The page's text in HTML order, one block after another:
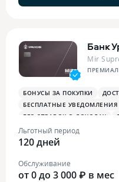
Банк
Mir
БОНУСЫ ЗА ПОКУПКИ
БЕСПЛАТНЫЕ УВЕДОМЛЕНИЯ
БЕЗ СПРАВОК О ДОХОДАХ
ОПЛАТА СМАРТФОНОМ
БЕСПЛАТНАЯ
Льготный период
120 дней
Обслуживание
от 0 до 3 000 ₽ в мес